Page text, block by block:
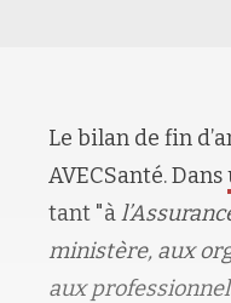
Le bilan de fin
AVECSanté. Dans
tant "à
ministère, aux
aux